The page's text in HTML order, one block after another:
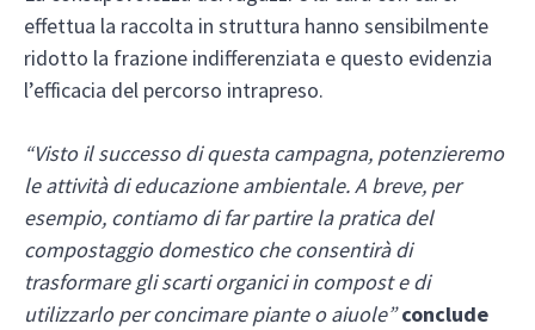
effettua la raccolta in struttura hanno sensibilmente
ridotto la frazione indifferenziata e questo evidenzia
l’efficacia del percorso intrapreso.
“Visto il successo di questa campagna, potenzieremo
le attività di educazione ambientale. A breve, per
esempio, contiamo di far partire la pratica del
compostaggio domestico che consentirà di
trasformare gli scarti organici in compost e di
utilizzarlo per concimare piante o aiuole” conclude